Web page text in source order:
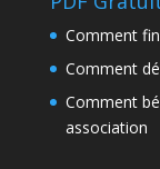
Comment
Comment
Comment
association